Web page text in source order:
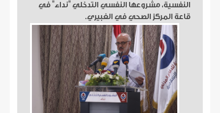
النفسية، مشروعها النفسي التدخلي "نداء" في
قاعة المركز الصحي في الغبيري.